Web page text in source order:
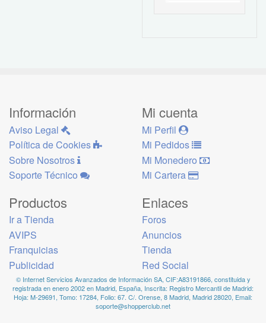
Información
Aviso Legal
Política de Cookies
Sobre Nosotros
Soporte Técnico
Mi cuenta
Mi Perfil
Mi Pedidos
Mi Monedero
Mi Cartera
Productos
Ir a Tienda
AVIPS
Franquicias
Publicidad
Enlaces
Foros
Anuncios
Tienda
Red Social
© Internet Servicios Avanzados de Información SA, CIF:A83191866, constituida y
registrada en enero 2002 en Madrid, España, Inscrita: Registro Mercantil de Madrid:
Hoja: M-29691, Tomo: 17284, Folio: 67. C/. Orense, 8 Madrid, Madrid 28020, Email:
soporte@shopperclub.net